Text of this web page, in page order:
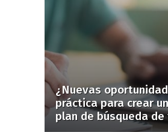
¿Nuevas
práctica para crear
plan de búsqueda